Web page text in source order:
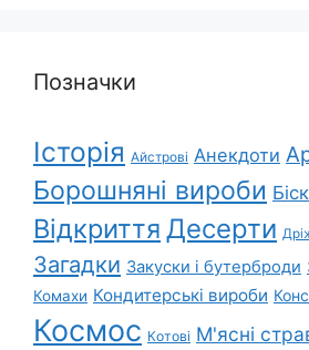
Позначки
Історія Айстрові Анекдоти
Борошняні вироби
Відкриття Десерти
Загадки Закуски і бутерброди
Комахи Кондитерські вироби
Космос Котові М'ясні